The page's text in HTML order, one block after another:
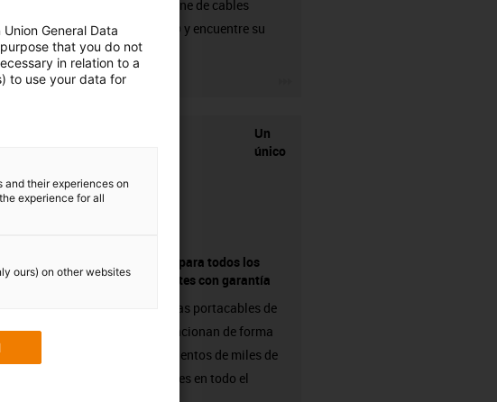
tienda online de cables
chainflex® y encuentre su
solución!
Un
único
proveedor para todos los
componentes con garantía
Las cadenas portacables de
igus ya funcionan de forma
fiable en cientos de miles de
aplicaciones en todo el
General Data
that you do not
in relation to a
to use your data for
and their experiences on
experience for all
ours) on other websites